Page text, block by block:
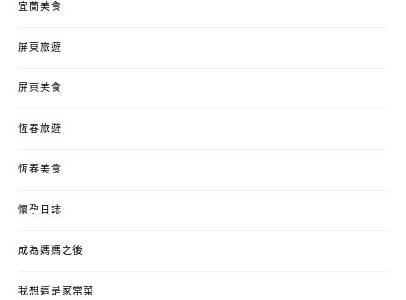
宜蘭美食
屏東旅遊
屏東美食
恆春旅遊
恆春美食
懷孕日誌
成為媽媽之後
我想這是家常菜